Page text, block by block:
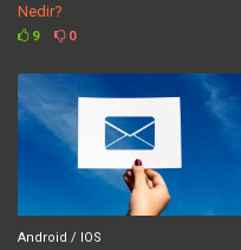
Nedir?
9 0
Android / IOS